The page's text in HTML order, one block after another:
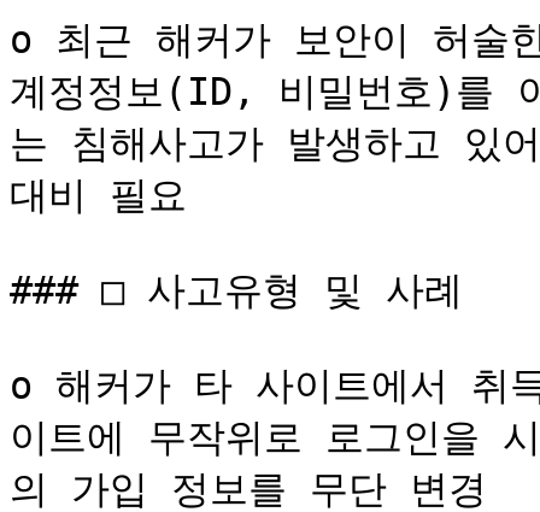
o 최근 해커가 보안이 허술
계정정보(ID, 비밀번호)를
는 침해사고가 발생하고 있
대비 필요
### □ 사고유형 및 사례
o 해커가 타 사이트에서 취
이트에 무작위로 로그인을
의 가입 정보를 무단 변경